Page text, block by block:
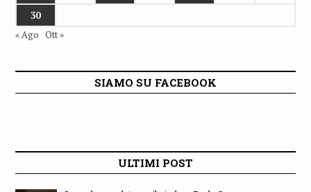
30
« Ago Ott »
SIAMO SU FACEBOOK
ULTIMI POST